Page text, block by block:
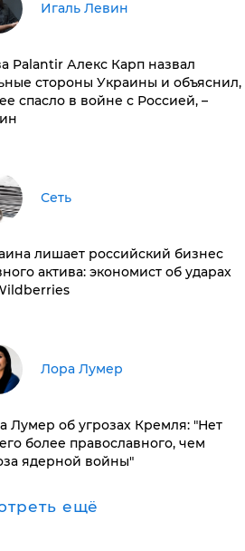
Игаль Левин
Palantir Алекс Карп назвал
стороны Украины и объяснил,
спасло в войне с Россией, –
Сеть
лишает российский бизнес
актива: экономист об ударах
​Лора Лумер
Лумер об угрозах Кремля: "Нет
более православного, чем
ядерной войны"
ещё